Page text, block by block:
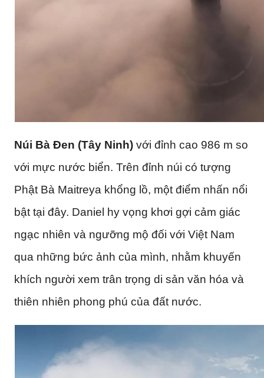
Núi Bà Đen (Tây Ninh) với đỉnh cao 986 m so
với mực nước biển. Trên đỉnh núi có tượng
Phật Bà Maitreya khổng lồ, một điểm nhấn nổi
bật tại đây. Daniel hy vọng khơi gợi cảm giác
ngạc nhiên và ngưỡng mộ đối với Việt Nam
qua những bức ảnh của mình, nhằm khuyến
khích người xem trân trọng di sản văn hóa và
thiên nhiên phong phú của đất nước.